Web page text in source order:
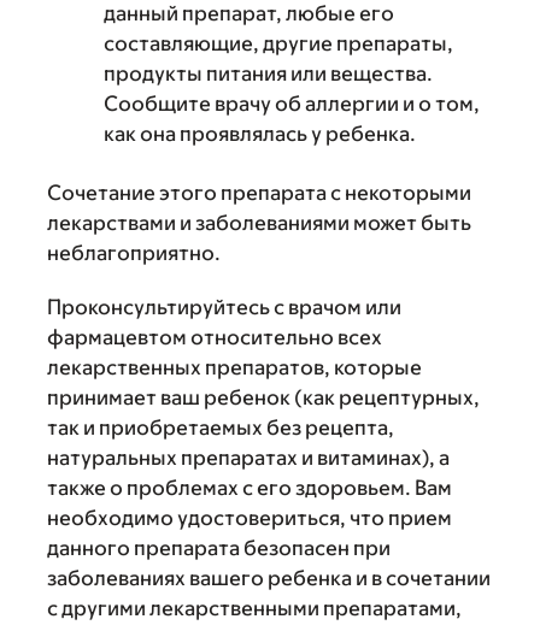
данный препарат, любые его
составляющие, другие препараты,
продукты питания или вещества.
Сообщите врачу об аллергии и о том,
как она проявлялась у ребенка.
Сочетание этого препарата с некоторыми
лекарствами и заболеваниями может быть
неблагоприятно.
Проконсультируйтесь с врачом или
фармацевтом относительно всех
лекарственных препаратов, которые
принимает ваш ребенок (как рецептурных,
так и приобретаемых без рецепта,
натуральных препаратах и витаминах), а
также о проблемах с его здоровьем. Вам
необходимо удостовериться, что прием
данного препарата безопасен при
заболеваниях вашего ребенка и в сочетании
с другими лекарственными препаратами,